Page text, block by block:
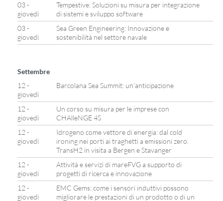
03 -
giovedì
Tempestive: Soluzioni su misura per integrazione
di sistemi e sviluppo software
03 -
giovedì
Sea Green Engineering: Innovazione e
sostenibilità nel settore navale
Settembre
12 -
giovedì
Barcolana Sea Summit: un’anticipazione
12 -
giovedì
Un corso su misura per le imprese con
CHAlleNGE 4S
12 -
giovedì
Idrogeno come vettore di energia: dal cold
ironing nei porti ai traghetti a emissioni zero.
TransH2 in visita a Bergen e Stavanger
12 -
giovedì
Attività e servizi di mareFVG a supporto di
progetti di ricerca e innovazione
12 -
giovedì
EMC Gems: come i sensori induttivi possono
migliorare le prestazioni di un prodotto o di un